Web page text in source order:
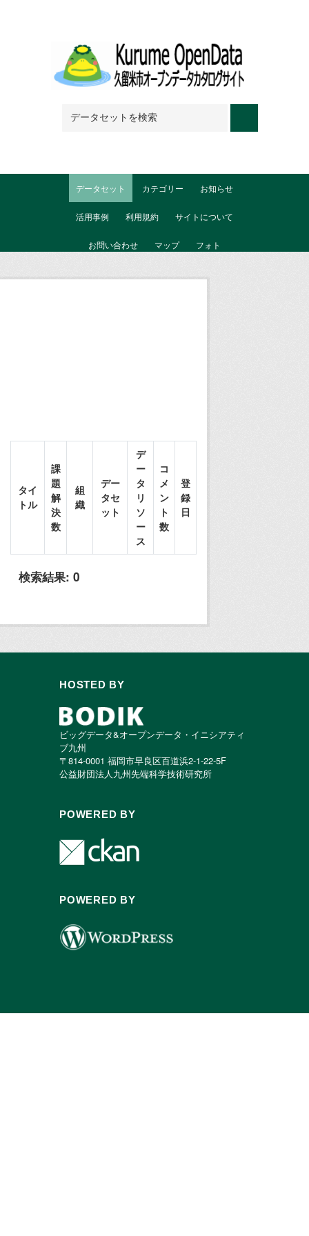
データセット カテゴリー お知らせ
活用事例 利用規約 サイトについて
お問い合わせ マップ フォト
検索結果: 0
タイ
トル
課
題
解
決
数
組
織
デー
タセ
ット
デ
ー
タ
リ
ソ
ー
ス
コ
メ
ン
ト
数
登
録
日
HOSTED BY
ビッグデータ&オープンデータ・イニシアティ
ブ九州
〒814-0001 福岡市早良区百道浜2-1-22-5F
公益財団法人九州先端科学技術研究所
POWERED BY
POWERED BY